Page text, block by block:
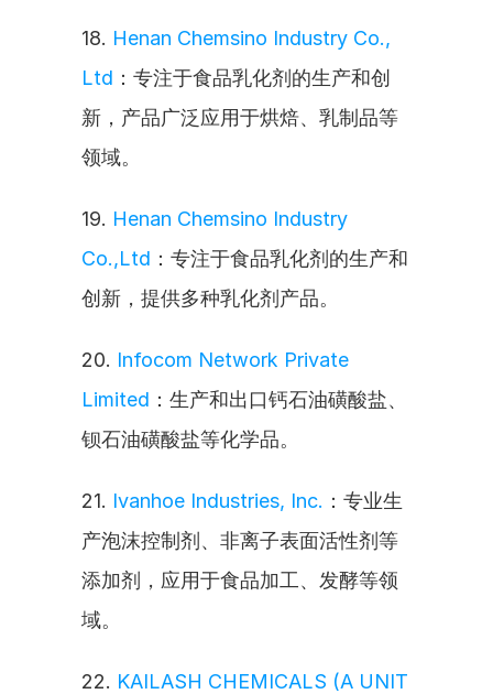
18. Henan Chemsino Industry Co.,
Ltd ：专注于食品乳化剂的生产和创
新，产品广泛应用于烘焙、乳制品等
领域。
19. Henan Chemsino Industry
Co.,Ltd ：专注于食品乳化剂的生产和
创新，提供多种乳化剂产品。
20. Infocom Network Private
Limited ：生产和出口钙石油磺酸盐、
钡石油磺酸盐等化学品。
21. Ivanhoe Industries, Inc. ：专业生
产泡沫控制剂、非离子表面活性剂等
添加剂，应用于食品加工、发酵等领
域。
22. KAILASH CHEMICALS (A UNIT